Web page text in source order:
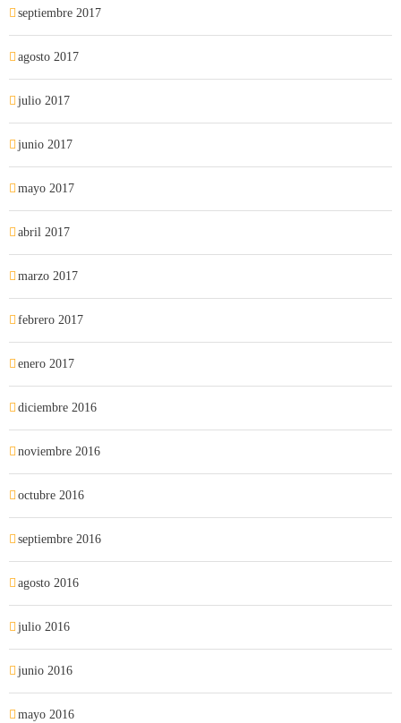
septiembre 2017
agosto 2017
julio 2017
junio 2017
mayo 2017
abril 2017
marzo 2017
febrero 2017
enero 2017
diciembre 2016
noviembre 2016
octubre 2016
septiembre 2016
agosto 2016
julio 2016
junio 2016
mayo 2016